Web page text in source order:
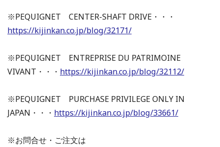
※PEQUIGNET CENTER-SHAFT DRIVE・・・
https://kijinkan.co.jp/blog/32171/
※PEQUIGNET ENTREPRISE DU PATRIMOINE
VIVANT・・・ https://kijinkan.co.jp/blog/32112/
※PEQUIGNET PURCHASE PRIVILEGE ONLY IN
JAPAN・・・ https://kijinkan.co.jp/blog/33661/
※お問合せ・ご注文は